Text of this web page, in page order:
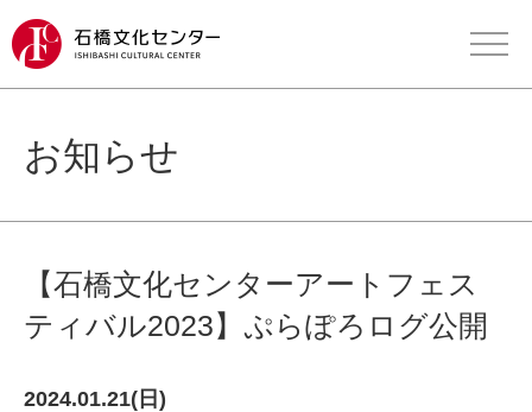
お知らせ
【石橋文化センターアートフェス
ティバル2023】ぷらぽろログ公開
2024.01.21(日)